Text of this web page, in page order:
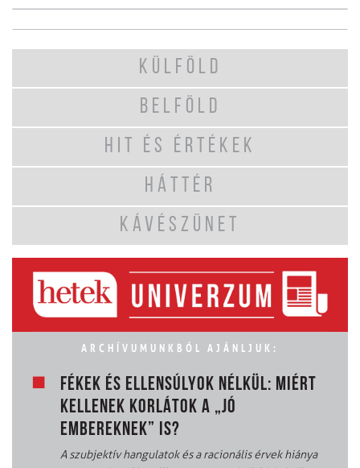
KÜLFÖLD
BELFÖLD
HIT ÉS ÉRTÉKEK
HÁTTÉR
KÁVÉSZÜNET
ARCHÍVUMUNKBÓL AJÁNLJUK:
FÉKEK ÉS ELLENSÚLYOK NÉLKÜL: MIÉRT
KELLENEK KORLÁTOK A „JÓ
EMBEREKNEK” IS?
A szubjektív hangulatok és a racionális érvek hiánya